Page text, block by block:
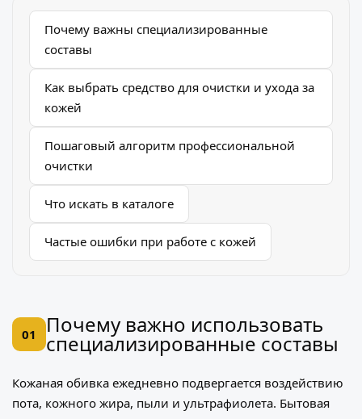
Почему важны специализированные
составы
Как выбрать средство для очистки и ухода за
кожей
Пошаговый алгоритм профессиональной
очистки
Что искать в каталоге
Частые ошибки при работе с кожей
01 Почему важно использовать
специализированные составы
Кожаная обивка ежедневно подвергается воздействию
пота, кожного жира, пыли и ультрафиолета. Бытовая